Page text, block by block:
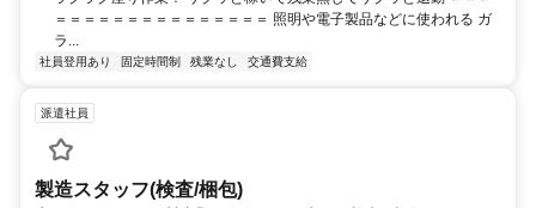
＝＝＝＝＝＝＝＝＝＝＝＝＝＝＝ 照明や電子製品などに使われる ガ
ラ...
社員登用あり 固定時間制 残業なし 交通費支給
派遣社員
製造スタッフ(検査/梱包)